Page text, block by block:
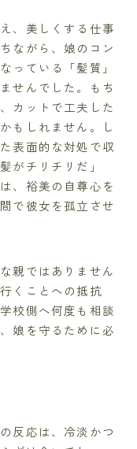
、美しくする仕事
ながら、娘のコン
っている「髪質」
せんでした。もち
カットで工夫した
もしれません。し
表面的な対処で収
がチリチリだ」
、裕美の自尊心を
で彼女を孤立させ
親ではありません
くことへの抵抗
校側へ何度も相談
娘を守るために必
反応は、冷淡かつ